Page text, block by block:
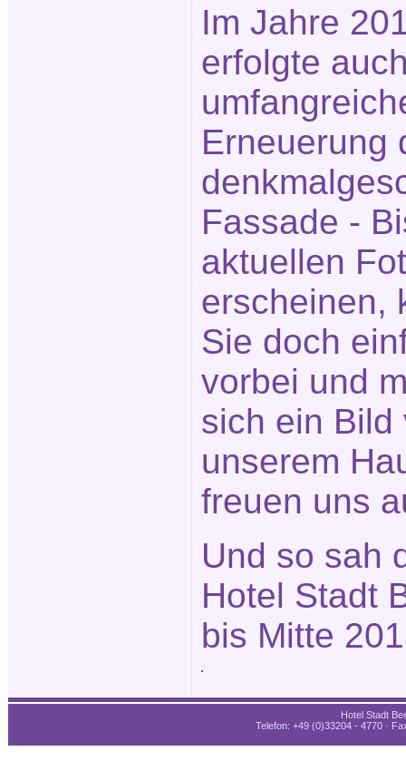
Im Jahre
erfolgte
Erneuerung
Fassade -
aktuellen
erscheinen,
Sie doch
vorbei und
sich ein Bild
unserem
freuen uns
Und so sah
Hotel Stadt
bis Mitte
Hotel Stadt
Telefon: +49 (0)33204 - 4770 ·